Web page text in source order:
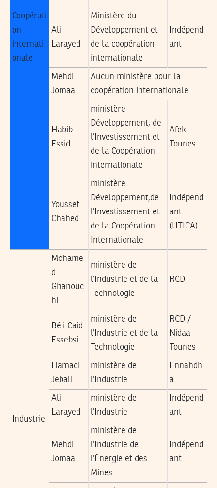
Coopérati
on
internati
onale
Ali
Larayed
Ministère du
Développement et
de la coopération
internationale
Indépend
ant
Mehdi
Jomaa
Aucun ministère pour la
coopération internationale
Habib
Essid
ministère
Développement, de
l’Investissement et
de la Coopération
internationale
Afek
Tounes
Youssef
Chahed
ministère
Développement,de
l’Investissement et
de la Coopération
Internationale
Indépend
ant
(UTICA)
Industrie
Mohame
d
Ghanouc
hi
ministère de
l’Industrie et de la
Technologie
RCD
Béji Caid
Essebsi
ministère de
l’Industrie et de la
Technologie
RCD /
Nidaa
Tounes
Hamadi
Jebali
ministère de
l’Industrie
Ennahdh
a
Ali
Larayed
ministère de
l’Industrie
Indépend
ant
Mehdi
Jomaa
ministère de
l’Industrie de
l’Énergie et des
Mines
Indépend
ant